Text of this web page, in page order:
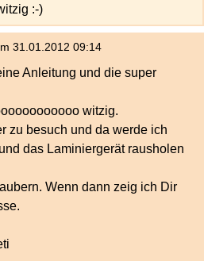
:-)
31.01.2012 09:14
Anleitung und die super
witzig.
zu besuch und da werde ich
das Laminiergerät rausholen
Wenn dann zeig ich Dir